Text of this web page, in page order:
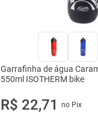
Garrafinha de água
550ml ISOTHERM bike
R$ 22,71
no Pix